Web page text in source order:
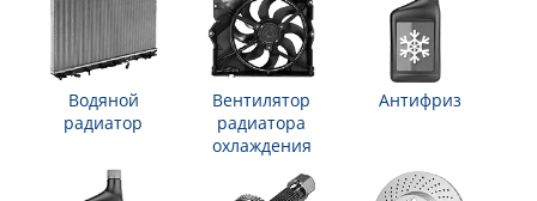
Водяной
радиатор
Вентилятор
радиатора
охлаждения
Антифриз